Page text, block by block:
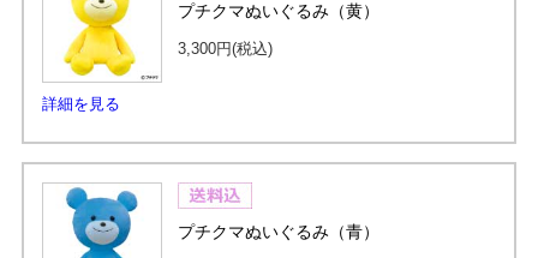
詳細を見る
プチクマぬいぐるみ（黄）
3,300円(税込)
プチクマぬいぐるみ（青）